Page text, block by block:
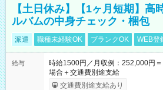
【土日休み】【1ヶ月短期】高
ルバムの中身チェック・梱包
派遣 職種未経験OK ブランクOK WEB登
給与
時給1500円／月収例：252,000円
場合＋交通費別途支給
交通費別途支給あり